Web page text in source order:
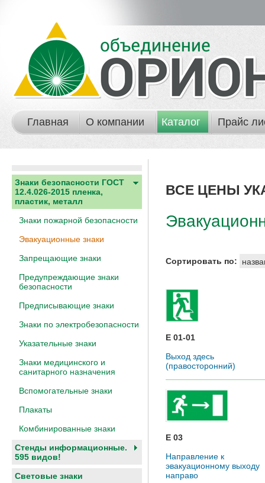
Главная О компании Каталог Прайс
Знаки безопасности ГОСТ
12.4.026-2015 пленка,
пластик, металл
Знаки пожарной безопасности
Эвакуационные знаки
Запрещающие знаки
Предупреждающие знаки
безопасности
Предписывающие знаки
Знаки по электробезопасности
Указательные знаки
Знаки медицинского и
санитарного назначения
Вспомогательные знаки
Плакаты
Комбинированные знаки
Стенды информационные.
595 видов!
Световые знаки
ВСЕ ЦЕНЫ
Сортировать по:
E 01-01
Выход здесь
(правосторонний)
E 03
Направление к
эвакуационному выходу
направо